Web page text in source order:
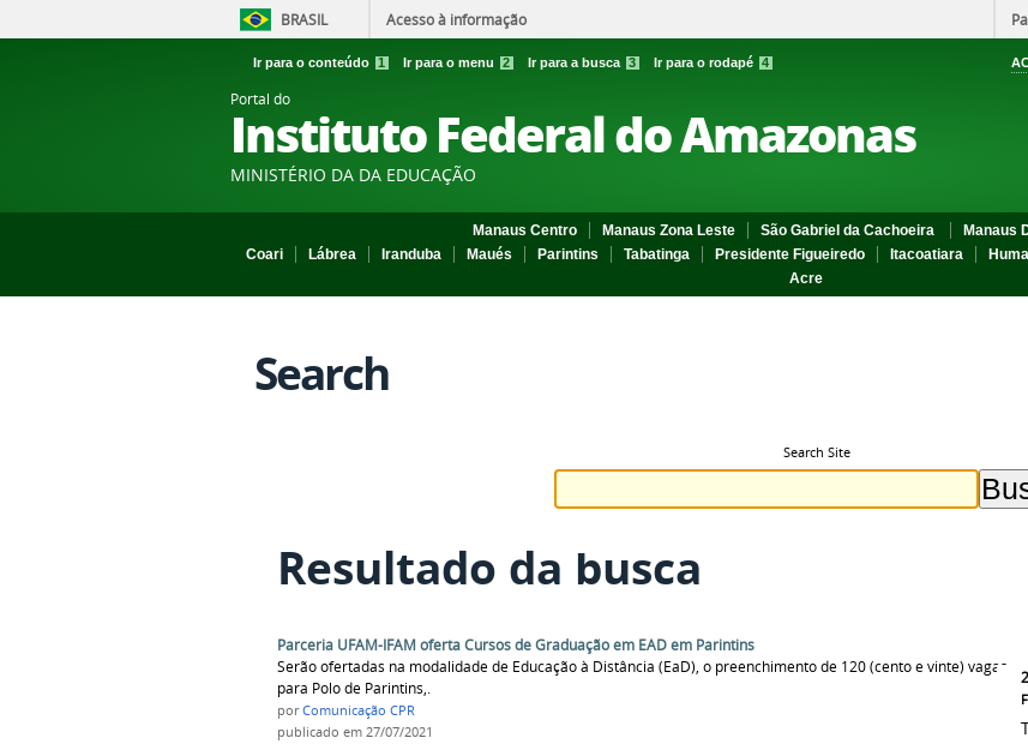
BRASIL Acesso à informação
Ir para o conteúdo 1 Ir para o menu 2 Ir para a busca 3 Ir para o rodapé 4
Portal do
Instituto Federal do Amazonas
MINISTÉRIO DA DA EDUCAÇÃO
Manaus Centro Manaus Zona Leste São Gabriel da Cachoeira
Manaus
Coari
Lábrea Iranduba Maués Parintins Tabatinga Presidente Figueiredo Itacoatiara
Acre
Search
Search Site
Resultado da busca
2
Parceria UFAM-IFAM oferta Cursos de Graduação em EAD em Parintins
Serão ofertadas na modalidade de Educação à Distância (EaD), o preenchimento de 120 (cento e vinte) vagas
para Polo de Parintins,.
porComunicação CPR
publicado em 27/07/2021